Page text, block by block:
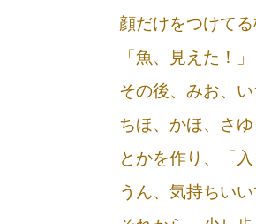
顔だけをつけて
「魚、見えた！」
その後、みお、
ちほ、かほ、さ
とかを作り、「
うん、気持ちい